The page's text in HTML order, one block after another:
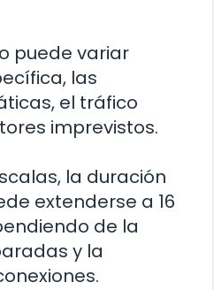
puede variar
las
el tráfico
imprevistos.
la duración
extenderse a 16
de la
y la